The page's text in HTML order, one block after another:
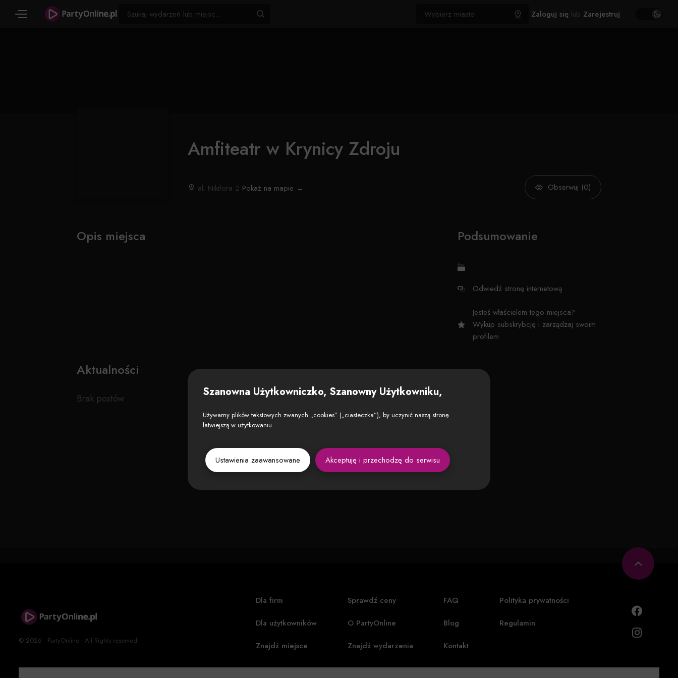
Zaloguj się lub Zarejestruj
Amfiteatr w Krynicy Zdroju
al. Nikifora 2 Pokaż na mapie → Obserwuj (0)
Opis miejsca Podsumowanie
Odwiedź stronę internetową
Jesteś właścielem tego miejsca?
Wykup subskrybcję i zarządzaj swoim
profilem
Aktualności
Brak postów
© 2026 - PartyOnline - All Rights reserved
Dla firm
Dla użytkowników
Znajdź miejsce
Sprawdź ceny
O PartyOnline
Znajdź wydarzenia
FAQ
Blog
Kontakt
Polityka prywatności
Regulamin
Szanowna Użytkowniczko, Szanowny Użytkowniku,
Używamy plików tekstowych zwanych „cookies” („ciasteczka”), by uczynić naszą stronę
łatwiejszą w użytkowaniu.
Ustawienia zaawansowane Akceptuję i przechodzę do serwisu